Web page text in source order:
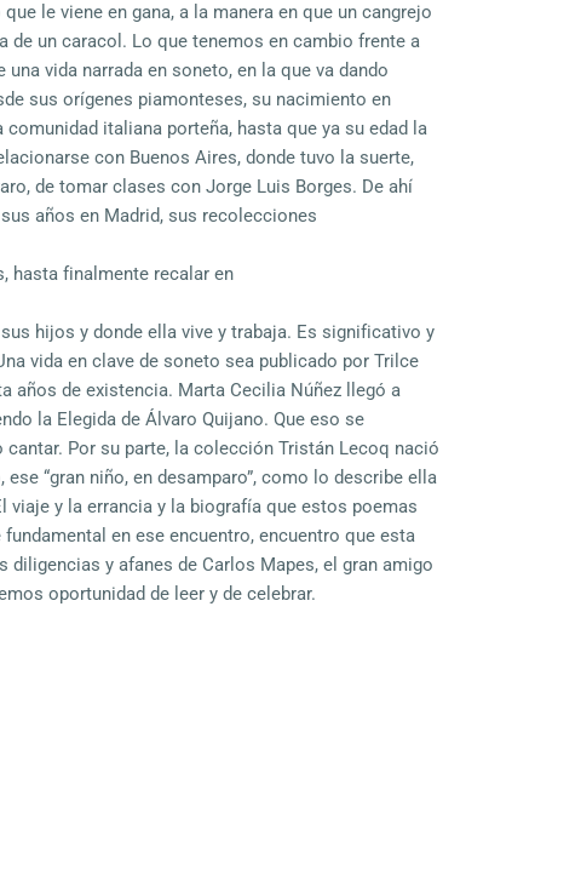
le viene en gana, a la manera en que un cangrejo
de un caracol. Lo que tenemos en cambio frente a
vida narrada en soneto, en la que va dando
sus orígenes piamonteses, su nacimiento en
comunidad italiana porteña, hasta que ya su edad la
con Buenos Aires, donde tuvo la suerte,
de tomar clases con Jorge Luis Borges. De ahí
años en Madrid, sus recolecciones
hasta finalmente recalar en
hijos y donde ella vive y trabaja. Es significativo y
vida en clave de soneto sea publicado por Trilce
años de existencia. Marta Cecilia Núñez llegó a
la Elegida de Álvaro Quijano. Que eso se
Por su parte, la colección Tristán Lecoq nació
“gran niño, en desamparo”, como lo describe ella
viaje y la errancia y la biografía que estos poemas
en ese encuentro, encuentro que esta
diligencias y afanes de Carlos Mapes, el gran amigo
oportunidad de leer y de celebrar.